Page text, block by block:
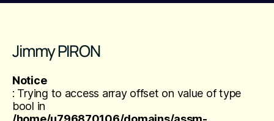
Jimmy PIRON
Notice
: Trying to access array offset on value of type
bool in